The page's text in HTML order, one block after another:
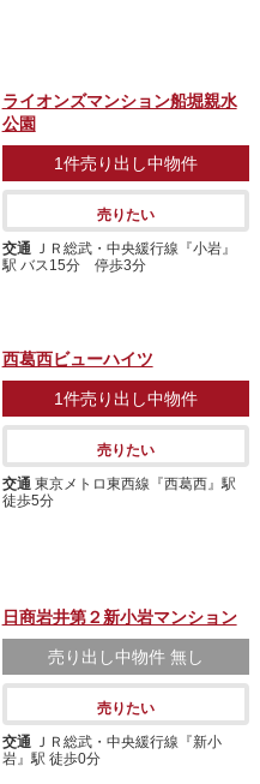
ライオンズマンション船堀親水
公園
1件売り出し中物件
売りたい
交通 ＪＲ総武・中央緩行線『小岩』
駅 バス15分 停歩3分
西葛西ビューハイツ
1件売り出し中物件
売りたい
交通 東京メトロ東西線『西葛西』駅
徒歩5分
日商岩井第２新小岩マンション
売り出し中物件 無し
売りたい
交通 ＪＲ総武・中央緩行線『新小
岩』駅 徒歩0分